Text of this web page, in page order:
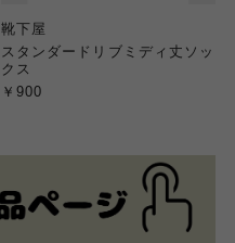
靴下屋
スタンダードリブミディ丈ソッ
クス
￥900